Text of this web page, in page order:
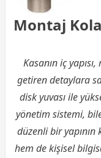
Montaj
Kasanın iç
getiren detaylara
disk yuvası ile
yönetim sistemi,
düzenli bir yapının
hem de kişisel